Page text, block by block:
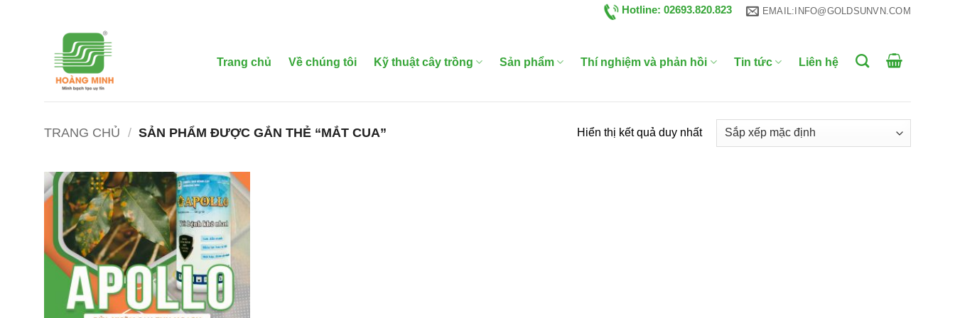
Hotline: 02693.820.823 EMAIL:INFO@GOLDSUNVN.COM
Trang chủ Về chúng tôi Kỹ thuật cây trồng Sản phẩm Thí nghiệm và phản hồi Tin tức Liên hệ
TRANG CHỦ / SẢN PHẨM ĐƯỢC GẮN THẺ “MẮT CUA” Hiển thị kết quả duy nhất